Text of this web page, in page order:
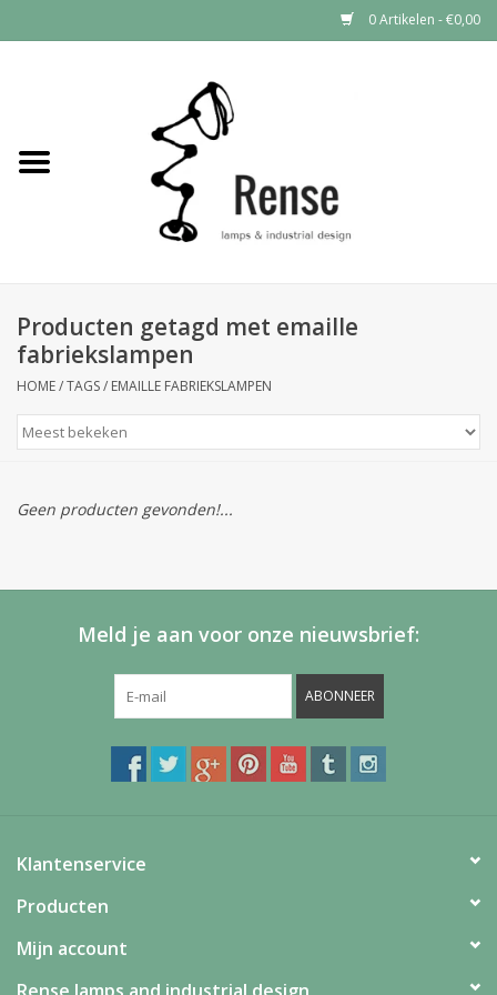
0 Artikelen - €0,00
Industrial lamps
Producten getagd met emaille
fabriekslampen
HOME/TAGS/ EMAILLE FABRIEKSLAMPEN
Geen producten gevonden!...
Meld je aan voor onze nieuwsbrief:
ABONNEER
Klantenservice
Producten
Mijn account